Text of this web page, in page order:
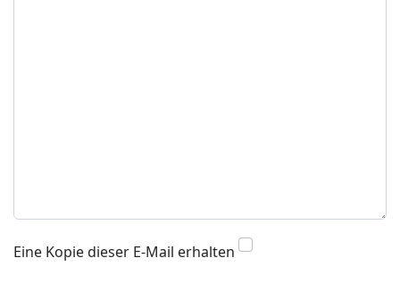
Eine Kopie dieser E-Mail erhalten